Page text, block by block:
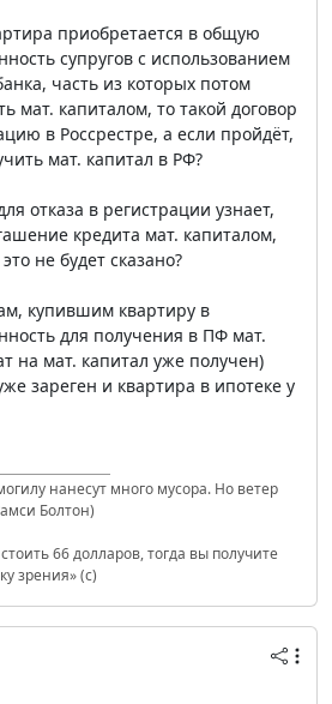
приобретается в общую
супругов с использованием
часть из которых потом
мат. капиталом, то такой договор
в Россрестре, а если пройдёт,
мат. капитал в РФ?
отказа в регистрации узнает,
кредита мат. капиталом,
не будет сказано?
купившим квартиру в
для получения в ПФ мат.
на мат. капитал уже получен)
зареген и квартира в ипотеке у
нанесут много мусора. Но ветер
Болтон)
66 долларов, тогда вы получите
зрения» (с)